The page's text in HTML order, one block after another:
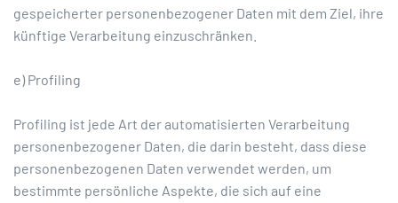
gespeicherter personenbezogener Daten mit dem Ziel, ihre
künftige Verarbeitung einzuschränken.
e) Profiling
Profiling ist jede Art der automatisierten Verarbeitung
personenbezogener Daten, die darin besteht, dass diese
personenbezogenen Daten verwendet werden, um
bestimmte persönliche Aspekte, die sich auf eine